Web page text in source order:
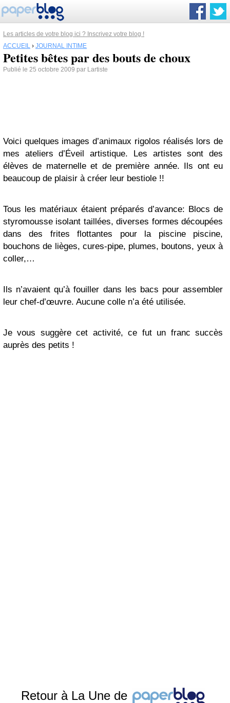
Les articles de votre blog ici ? Inscrivez votre blog !
ACCUEIL › JOURNAL INTIME
Petites bêtes par des bouts de choux
Publié le 25 octobre 2009 par Lartiste
Voici quelques images d’animaux rigolos réalisés lors de
mes ateliers d’Éveil artistique. Les artistes sont des
élèves de maternelle et de première année. Ils ont eu
beaucoup de plaisir à créer leur bestiole !!
Tous les matériaux étaient préparés d’avance: Blocs de
styromousse isolant taillées, diverses formes découpées
dans des frites flottantes pour la piscine piscine,
bouchons de lièges, cures-pipe, plumes, boutons, yeux à
coller,…
Ils n’avaient qu’à fouiller dans les bacs pour assembler
leur chef-d’œuvre. Aucune colle n’a été utilisée.
Je vous suggère cet activité, ce fut un franc succès
auprès des petits !
Retour à La Une de